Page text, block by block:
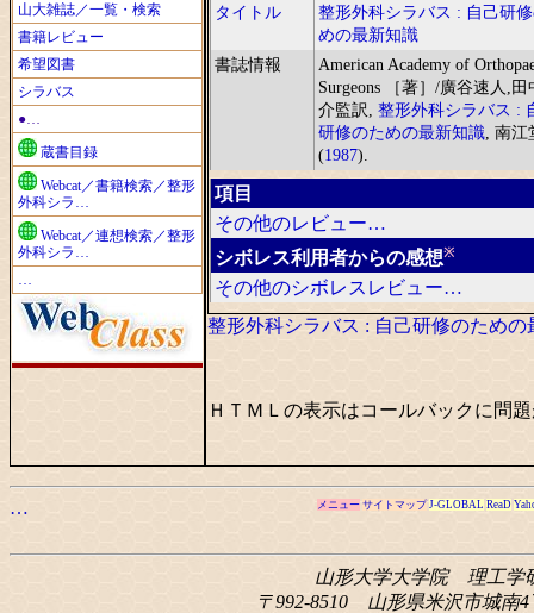
山大雑誌／一覧・検索
書籍レビュー
希望図書
シラバス
●…
蔵書目録
Webcat／書籍検索／整形
外科シラ…
Webcat／連想検索／整形
外科シラ…
…
タイトル
整形外科シラバス : 自己研
めの最新知識
書誌情報
American Academy of
Surgeons ［著］/廣谷速人,田
介監訳, 整形外科シラバス :
研修のための最新知識, 南江
(1987).
項目
その他のレビュー…
シボレス利用者からの感想※
その他のシボレスレビュー…
整形外科シラバス : 自己研修のための
ＨＴＭＬの表示はコールバックに問
… メニュー サイトマップ J-GLOBAL ReaD
山形大学大学院 理工学
〒992-8510 山形県米沢市城南4